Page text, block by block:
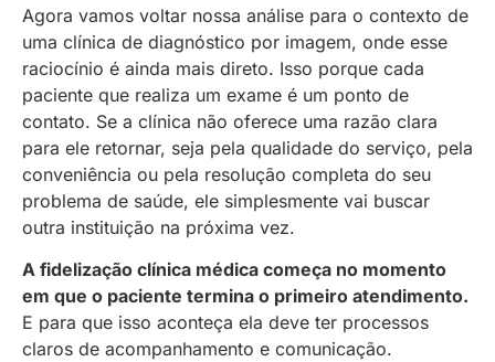
Agora vamos voltar nossa análise para o contexto de
uma clínica de diagnóstico por imagem, onde esse
raciocínio é ainda mais direto. Isso porque cada
paciente que realiza um exame é um ponto de
contato. Se a clínica não oferece uma razão clara
para ele retornar, seja pela qualidade do serviço, pela
conveniência ou pela resolução completa do seu
problema de saúde, ele simplesmente vai buscar
outra instituição na próxima vez.
A fidelização clínica médica começa no momento
em que o paciente termina o primeiro atendimento.
E para que isso aconteça ela deve ter processos
claros de acompanhamento e comunicação.